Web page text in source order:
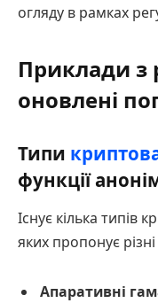
огляду в рамках
Приклади з
оновлені
Типи
функції
Існує кілька типів
яких пропонує
Апаративні